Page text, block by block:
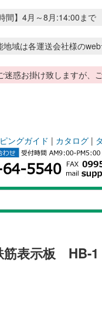
間】4月～8月:14:00ま
域は各運送会社様のweb
惑お掛け致しますが、
ングガイド | カタログ |
表示板 HB-1